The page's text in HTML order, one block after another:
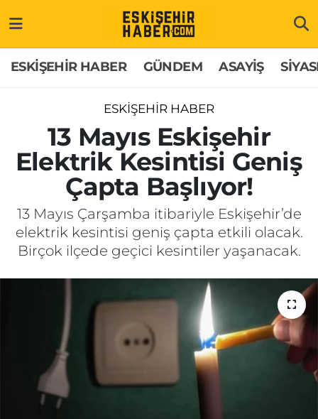
ESKİŞEHİR HABER GÜNDEM ASAYİŞ
ESKİŞEHİR HABER
13 Mayıs Eskişehir
Elektrik Kesintisi Geniş
Çapta Başlıyor!
13 Mayıs Çarşamba itibariyle Eskişehir’de
elektrik kesintisi geniş çapta etkili olacak.
Birçok ilçede geçici kesintiler yaşanacak.
GÜNDEM
ASAYİŞ
SİYASET
EKONOMİ
SAĞLIK
MAGAZİN
ESKİŞEHİRSPOR
Hakkımızda
İletişim
Künye
Odunpazarı Trafik Yoğunluk Haritası
Süper Lig Puan Durumu ve Fikstür
Tüm Manşetler
Son Dakika Haberleri
Haber Arşivi